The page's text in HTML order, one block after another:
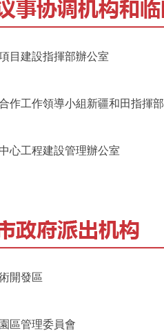
目建設指揮部辦公室
作工作領導小組新疆和田指揮部
心工程建設管理辦公室
開發區
區管理委員會